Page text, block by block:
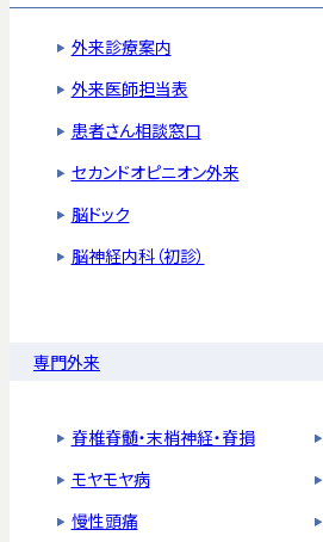
外来診療案内
外来医師担当表
患者さん相談窓口
セカンドオピニオン外来
脳ドック
脳神経内科（初診）
専門外来
脊椎脊髄・末梢神経・脊損
モヤモヤ病
慢性頭痛